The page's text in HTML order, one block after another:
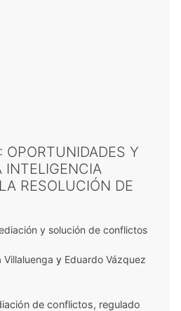
OPORTUNIDADES Y
INTELIGENCIA
RESOLUCIÓN DE
y solución de conflictos
Villaluenga y Eduardo Vázquez
de conflictos, regulado